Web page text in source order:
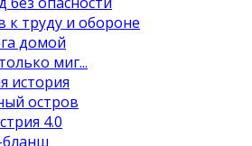
к труду и обороне
домой
миг...
история
остров
4.0
бланш